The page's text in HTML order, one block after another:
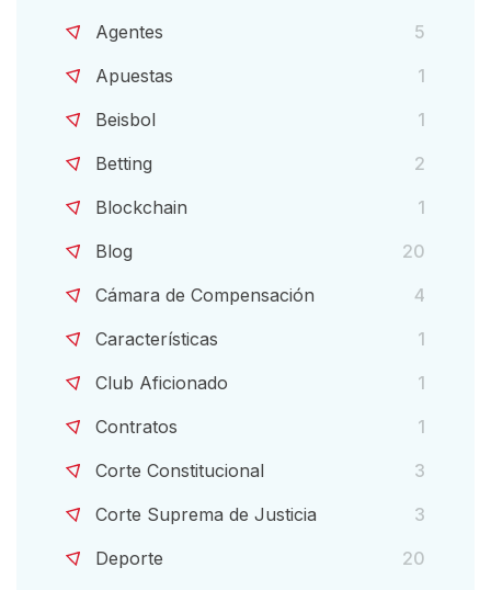
Agentes
5
Apuestas
1
Beisbol
1
Betting
2
Blockchain
1
Blog
20
Cámara de Compensación
4
Características
1
Club Aficionado
1
Contratos
1
Corte Constitucional
3
Corte Suprema de Justicia
3
Deporte
20